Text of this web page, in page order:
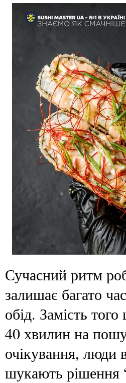
Сучасний ритм
залишає багато
обід. Замість
40 хвилин на
очікування, люди
шукають рішення